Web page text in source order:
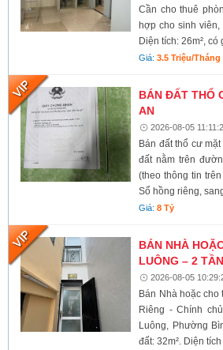
Cần cho thuê
hợp cho sinh
Diện tích: 26m²,
Giá:3.5 Triệu/tháng
BÁN ĐẤT THỔ
AN
2026-08-05
Bán đất thổ cư
đất nằm trên
(theo thông tin
Sổ hồng riêng,
Giá:8 Tỷ
BÁN NHÀ
LUÔNG – 2
2026-08-05
Bán Nhà hoặc cho
Riêng - Chính
Luông, Phường
đất: 32m². Diện